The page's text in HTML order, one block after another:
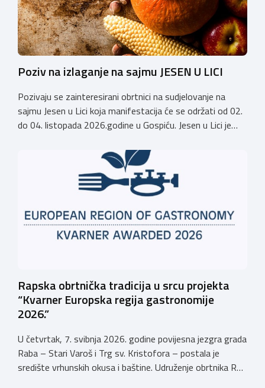
Poziv na izlaganje na sajmu JESEN U LICI
Pozivaju se zainteresirani obrtnici na sudjelovanje na
sajmu Jesen u Lici koja manifestacija će se održati od 02.
do 04. listopada 2026.godine u Gospiću. Jesen u Lici je
u Gospiću i prerasla je u najznačajnjiju gospodarsku,
kulturnu i etno manifestaciju na području Ličko-senjske
županije. Organizator izložbe […]
Rapska obrtnička tradicija u srcu projekta
“Kvarner Europska regija gastronomije
2026.”
U četvrtak, 7. svibnja 2026. godine povijesna jezgra grada
Raba – Stari Varoš i Trg sv. Kristofora – postala je
središte vrhunskih okusa i baštine. Udruženje obrtnika Rab